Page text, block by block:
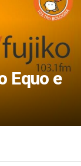
Equo e